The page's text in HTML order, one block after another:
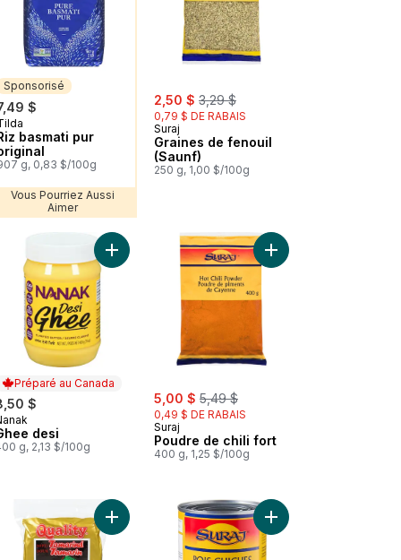
Sponsorisé
$
basmati pur
g, 0,83 $/100g
Vous Pourriez Aussi
Aimer
sale:
2,50 $ , formerly:
3,29 $
0,79 $ DE RABAIS
Suraj
Graines de fenouil
(Saunf)
250 g, 1,00 $/100g
de coriandre (Dhaniya) au panier
Préparé au Canada
$
au Canada
desi
g, 2,13 $/100g
Ajouter Ghee desi au panier
sale:
5,00 $ , formerly:
5,49 $
0,49 $ DE RABAIS
Suraj
Poudre de chili fort
400 g, 1,25 $/100g
Ajouter Poudre de
panier frits croustillants au panier
Ajouter Tamarin sans noyau au panierAjouter Pois chiches